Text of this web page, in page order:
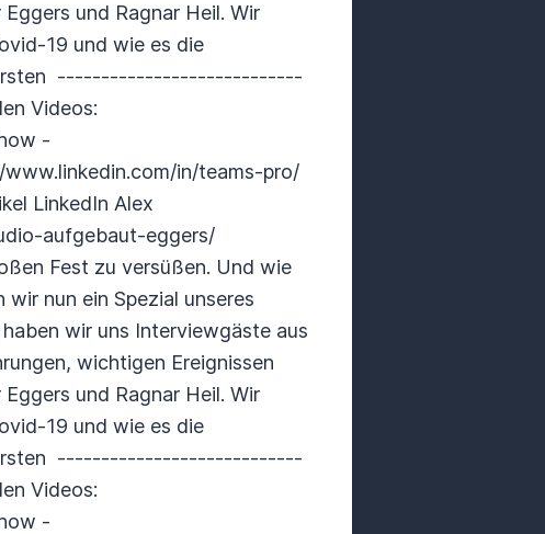
und Ragnar Heil. Wir
19 und wie es die
----------------------------
Videos:
-
in/teams-pro/
LinkedIn Alex
aufgebaut-eggers/
Fest zu versüßen. Und wie
nun ein Spezial unseres
wir uns Interviewgäste aus
wichtigen Ereignissen
und Ragnar Heil. Wir
19 und wie es die
----------------------------
Videos:
-